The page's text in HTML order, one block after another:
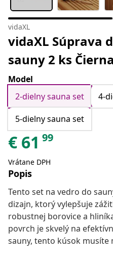
vidaXL
vidaXL Súprava
sauny 2 ks Čierna
Model
2-dielny sauna set
4-
5-dielny sauna set
€ 61 99
Vrátane DPH
Popis
Tento set na vedro do
dizajn, ktorý vylepšuje
robustnej borovice a
povrch je skvelý na
sauny, tento kúsok musíte